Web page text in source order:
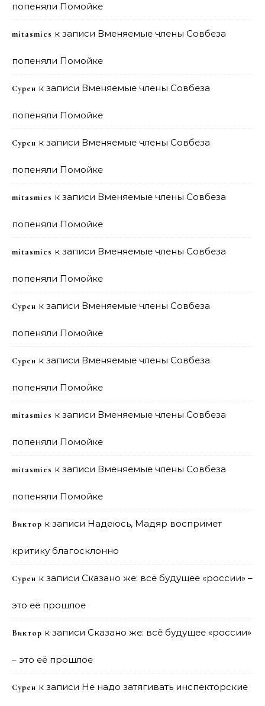
попеняли Помойке
mitasmies к записи Вменяемые члены Совбеза
попеняли Помойке
Сурен к записи Вменяемые члены Совбеза
попеняли Помойке
Сурен к записи Вменяемые члены Совбеза
попеняли Помойке
mitasmies к записи Вменяемые члены Совбеза
попеняли Помойке
mitasmies к записи Вменяемые члены Совбеза
попеняли Помойке
Сурен к записи Вменяемые члены Совбеза
попеняли Помойке
Сурен к записи Вменяемые члены Совбеза
попеняли Помойке
mitasmies к записи Вменяемые члены Совбеза
попеняли Помойке
mitasmies к записи Вменяемые члены Совбеза
попеняли Помойке
Виктор к записи Надеюсь, Мадяр воспримет
критику благосклонно
Сурен к записи Сказано же: всё будущее «россии» –
это её прошлое
Виктор к записи Сказано же: всё будущее «россии»
– это её прошлое
Сурен к записи Не надо затягивать инспекторские